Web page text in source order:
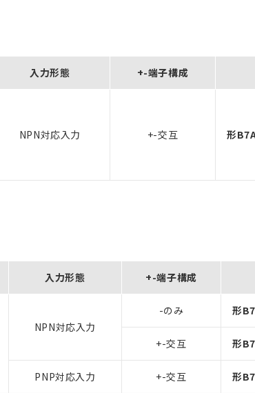
入力形態 +-端子構成
NPN対応入力 +-交互 形
入力形態 +-端子構成
NPN対応入力
-のみ 形
+-交互 形
PNP対応入力 +-交互 形